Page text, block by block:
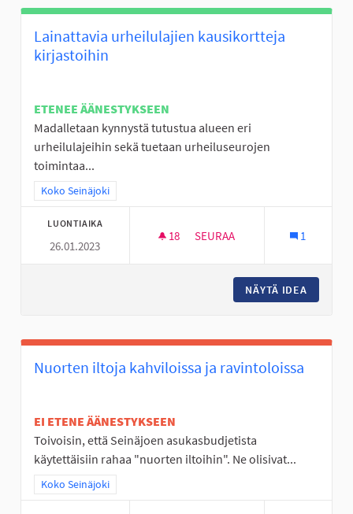
Lainattavia urheilulajien kausikortteja
kirjastoihin
ETENEE ÄÄNESTYKSEEN
Madalletaan kynnystä tutustua alueen eri
urheilulajeihin sekä tuetaan urheiluseurojen
toimintaa...
Rajaa tulokset teeman mukaan: Koko Seinäjoki
Koko Seinäjoki
LUONTIAIKA
26.01.2023
18 18 SEURAAJAA
SEURAA 1
NÄYTÄ IDEA
Nuorten iltoja kahviloissa ja ravintoloissa
EI ETENE ÄÄNESTYKSEEN
Toivoisin, että Seinäjoen asukasbudjetista
käytettäisiin rahaa "nuorten iltoihin". Ne olisivat...
Rajaa tulokset teeman mukaan: Koko Seinäjoki
Koko Seinäjoki